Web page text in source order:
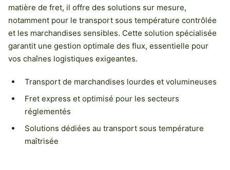
matière de fret, il offre des solutions sur mesure,
notamment pour le transport sous température contrôlée
et les marchandises sensibles. Cette solution spécialisée
garantit une gestion optimale des flux, essentielle pour
vos chaînes logistiques exigeantes.
Transport de marchandises lourdes et volumineuses
Fret express et optimisé pour les secteurs
réglementés
Solutions dédiées au transport sous température
maîtrisée